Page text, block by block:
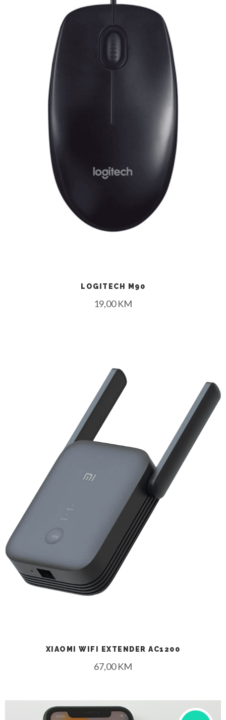
LOGITECH M90
19,00KM
XIAOMI WIFI EXTENDER AC1200
67,00KM